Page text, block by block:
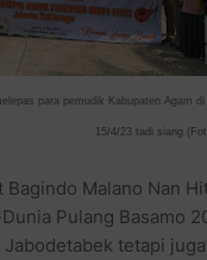
para pemudik Kabupaten Agam di
15/4/23 tadi siang
Malano Nan
Pulang Basamo
tetapi